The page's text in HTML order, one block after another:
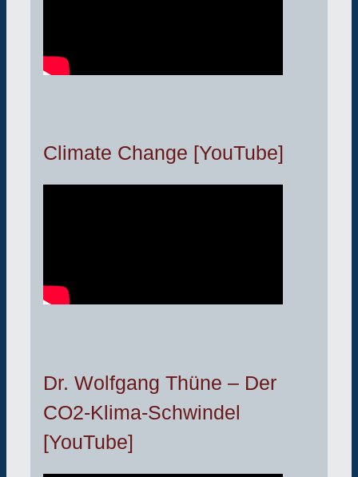
Climate Change [YouTube]
Dr. Wolfgang Thüne – Der
CO2-Klima-Schwindel
[YouTube]